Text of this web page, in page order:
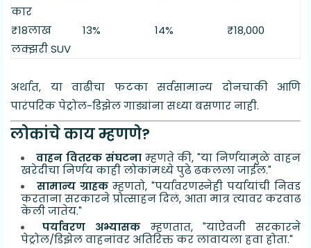
कार
₹18लाख
लक्झरी SUV
13% 14% ₹18,000
अर्थात, या वाढीचा फटका सर्वसामान्य दोनचाकी आणि
पारंपरिक पेट्रोल-डिझेल गाड्यांना सध्या बसणार नाही.
लोकांचे काय म्हणणे?
वाहन वितरक संघटनाम्हणते की, "या निर्णयामुळे वाहन
खरेदीचा निर्णय काही लोकांमध्ये पुढे ढकलला जाईल."
सामान्य ग्राहक म्हणतो, "पर्यावरणस्नेही पर्यायांची निवड
करताना सरकारने प्रोत्साहन दिलं, आता मात्र त्यावर करवाढ
केली जातेय."
पर्यावरण अभ्यासक म्हणतात, "याऐवजी सरकारने
पेट्रोल/डिझेल वाहनांवर अतिरिक्त कर लावायला हवा होता."